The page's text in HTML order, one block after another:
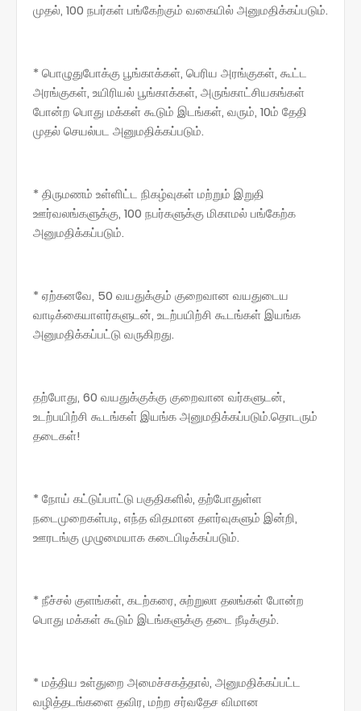
முதல், 100 நபர்கள் பங்கேற்கும் வகையில் அனுமதிக்கப்படும்.
* பொழுதுபோக்கு பூங்காக்கள், பெரிய அரங்குகள், கூட்ட
அரங்குகள், உயிரியல் பூங்காக்கள், அருங்காட்சியகங்கள்
போன்ற பொது மக்கள் கூடும் இடங்கள், வரும், 10ம் தேதி
முதல் செயல்பட அனுமதிக்கப்படும்.
* திருமணம் உள்ளிட்ட நிகழ்வுகள் மற்றும் இறுதி
ஊர்வலங்களுக்கு, 100 நபர்களுக்கு மிகாமல் பங்கேற்க
அனுமதிக்கப்படும்.
* ஏற்கனவே, 50 வயதுக்கும் குறைவான வயதுடைய
வாடிக்கையாளர்களுடன், உடற்பயிற்சி கூடங்கள் இயங்க
அனுமதிக்கப்பட்டு வருகிறது.
தற்போது, 60 வயதுக்குக்கு குறைவான வர்களுடன்,
உடற்பயிற்சி கூடங்கள் இயங்க அனுமதிக்கப்படும்.தொடரும்
தடைகள்!
* நோய் கட்டுப்பாட்டு பகுதிகளில், தற்போதுள்ள
நடைமுறைகள்படி, எந்த விதமான தளர்வுகளும் இன்றி,
ஊரடங்கு முழுமையாக கடைபிடிக்கப்படும்.
* நீச்சல் குளங்கள், கடற்கரை, சுற்றுலா தலங்கள் போன்ற
பொது மக்கள் கூடும் இடங்களுக்கு தடை நீடிக்கும்.
* மத்திய உள்துறை அமைச்சகத்தால், அனுமதிக்கப்பட்ட
வழித்தடங்களை தவிர, மற்ற சர்வதேச விமான